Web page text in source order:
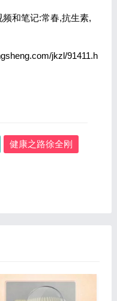
频和笔记:常春,抗生素,
jkzl/91411.h
健康之路徐全刚